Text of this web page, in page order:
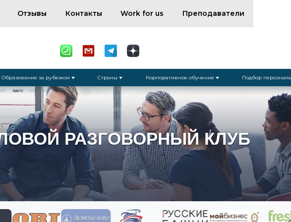
Отзывы Контакты Work for us Преподаватели
Образование за рубежом Страны Корпоративное обучение Подбор персонала
РАЗГОВОРНЫЙ КЛУБ